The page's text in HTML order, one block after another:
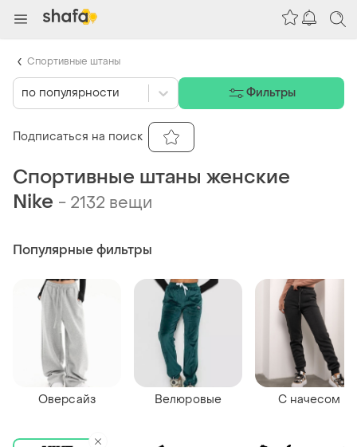
Спортивные штаны женские
Nike - 2132 вещи
Популярные фильтры
Оверсайз Велюровые С начесом
по популярности Фильтры
Подписаться на поиск
Спортивные штаны